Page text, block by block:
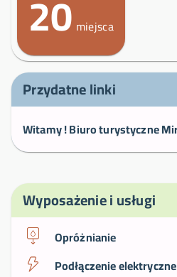
20 miejsca
Przydatne linki
Wyposażenie i usługi
Opróżnianie
Podłączenie elektryczne